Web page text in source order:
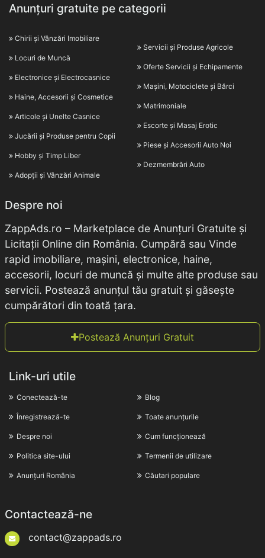
Anunțuri gratuite pe categorii
Chirii și Vânzări Imobiliare
Locuri de Muncă
Electronice și Electrocasnice
Haine, Accesorii și Cosmetice
Articole și Unelte Casnice
Jucării și Produse pentru Copii
Hobby și Timp Liber
Adopții și Vânzări Animale
Servicii și Produse Agricole
Oferte Servicii și Echipamente
Mașini, Motociclete și Bărci
Matrimoniale
Escorte și Masaj Erotic
Piese și Accesorii Auto Noi
Dezmembrări Auto
Despre noi
ZappAds.ro – Marketplace de Anunțuri Gratuite și
Licitații Online din România. Cumpără sau Vinde
rapid imobiliare, mașini, electronice, haine,
accesorii, locuri de muncă și multe alte produse sau
servicii. Postează anunțul tău gratuit și găsește
cumpărători din toată țara.
Postează Anunțuri Gratuit
Link-uri utile
Conectează-te
Înregistrează-te
Despre noi
Politica site-ului
Anunțuri România
Blog
Toate anunțurile
Cum funcționează
Termenii de utilizare
Căutari populare
Contactează-ne
contact@zappads.ro